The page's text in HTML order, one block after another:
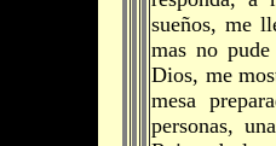
sueños, me
mas no
Dios, me
mesa
personas,